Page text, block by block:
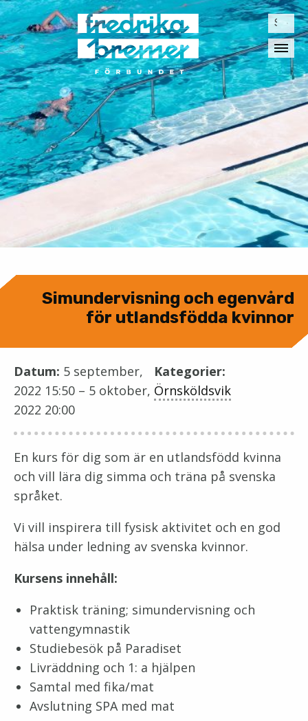
Sök
efter:
Simundervisning och egenvård
för utlandsfödda kvinnor
Datum: 5 september,
2022 15:50 – 5 oktober,
2022 20:00
Kategorier:
Örnsköldsvik
En kurs för dig som är en utlandsfödd kvinna
och vill lära dig simma och träna på svenska
språket.
Vi vill inspirera till fysisk aktivitet och en god
hälsa under ledning av svenska kvinnor.
Kursens innehåll:
Praktisk träning; simundervisning och
vattengymnastik
Studiebesök på Paradiset
Livräddning och 1: a hjälpen
Samtal med fika/mat
Avslutning SPA med mat